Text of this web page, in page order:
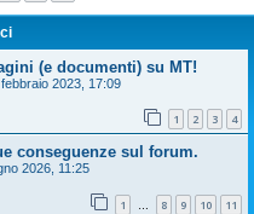
(e documenti) su MT!
2023, 17:09
1 2 3 4
conseguenze sul forum.
2026, 11:25
1 … 8 9 10 11